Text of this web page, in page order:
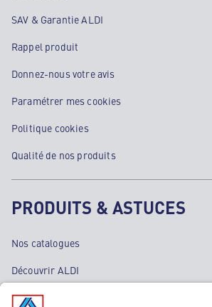
SAV & Garantie ALDI
Rappel produit
Donnez-nous votre avis
Paramétrer mes cookies
Politique cookies
Qualité de nos produits
PRODUITS & ASTUCES
Nos catalogues
Découvrir ALDI
Nos bons plans